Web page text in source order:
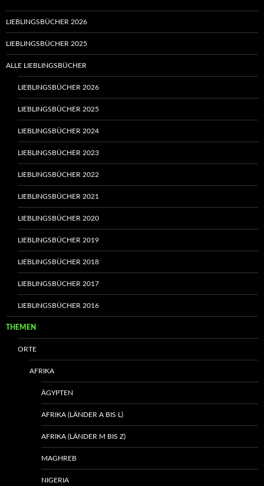
LIEBLINGSBÜCHER 2026
LIEBLINGSBÜCHER 2025
ALLE LIEBLINGSBÜCHER
LIEBLINGSBÜCHER 2026
LIEBLINGSBÜCHER 2025
LIEBLINGSBÜCHER 2024
LIEBLINGSBÜCHER 2023
LIEBLINGSBÜCHER 2022
LIEBLINGSBÜCHER 2021
LIEBLINGSBÜCHER 2020
LIEBLINGSBÜCHER 2019
LIEBLINGSBÜCHER 2018
LIEBLINGSBÜCHER 2017
LIEBLINGSBÜCHER 2016
THEMEN
ORTE
AFRIKA
ÄGYPTEN
AFRIKA (LÄNDER A BIS L)
AFRIKA (LÄNDER M BIS Z)
MAGHREB
NIGERIA